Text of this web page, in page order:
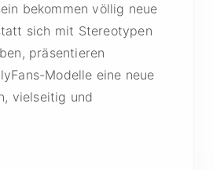
bekommen völlig neue
sich mit Stereotypen
präsentieren
Modelle eine neue
vielseitig und